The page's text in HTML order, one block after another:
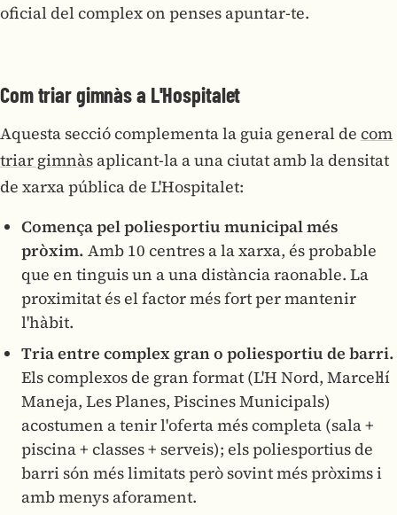
oficial del complex on penses apuntar-te.
Com triar gimnàs a L'Hospitalet
Aquesta secció complementa la guia general de com
triar gimnàs aplicant-la a una ciutat amb la densitat
de xarxa pública de L'Hospitalet:
Comença pel poliesportiu municipal més
pròxim. Amb 10 centres a la xarxa, és probable
que en tinguis un a una distància raonable. La
proximitat és el factor més fort per mantenir
l'hàbit.
Tria entre complex gran o poliesportiu de barri.
Els complexos de gran format (L'H Nord, Marcel·lí
Maneja, Les Planes, Piscines Municipals)
acostumen a tenir l'oferta més completa (sala +
piscina + classes + serveis); els poliesportius de
barri són més limitats però sovint més pròxims i
amb menys aforament.